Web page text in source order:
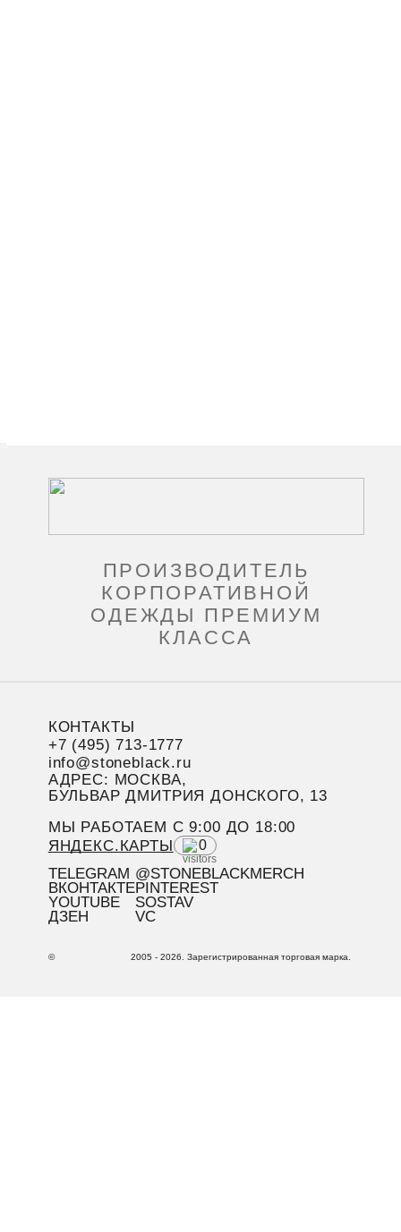
ПРОИЗВОДИТЕЛЬ
КОРПОРАТИВНОЙ
ОДЕЖДЫ ПРЕМИУМ
КЛАССА
КОНТАКТЫ
+7 (495) 713-1777
info@stoneblack.ru
АДРЕС: МОСКВА,
БУЛЬВАР ДМИТРИЯ ДОНСКОГО, 13
МЫ РАБОТАЕМ C 9:00 ДО 18:00
ЯНДЕКС.КАРТЫ
0
TELEGRAM
ВКОНТАКТЕ
YOUTUBE
ДЗЕН
@STONEBLACKMERCH
PINTEREST
SOSTAV
VC
© 2005 - 2026. Зарегистрированная торговая марка.